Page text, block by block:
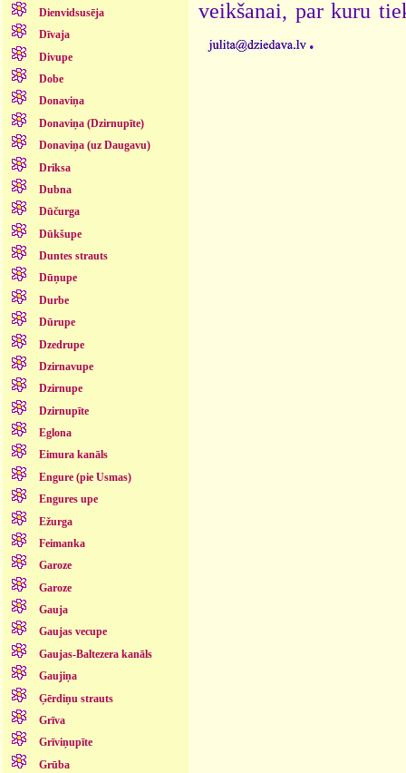
Dienvidsusēja
Dīvaja
Divupe
Dobe
Donaviņa
Donaviņa (Dzirnupīte)
Donaviņa (uz Daugavu)
Driksa
Dubna
Dūčurga
Dūkšupe
Duntes strauts
Dūņupe
Durbe
Dūrupe
Dzedrupe
Dzirnavupe
Dzirnupe
Dzirnupīte
Eglona
Eimura kanāls
Engure (pie Usmas)
Engures upe
Ežurga
Feimanka
Garoze
Garoze
Gauja
Gaujas vecupe
Gaujas-Baltezera kanāls
Gaujiņa
Ģērdiņu strauts
Grīva
Grīviņupīte
Grūba
veikšanai, par kuru
.